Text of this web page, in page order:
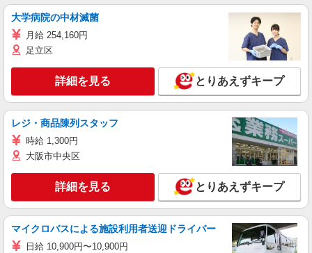
大学病院の中材滅菌
月給 254,160円
足立区
詳細を見る とりあえずキープ
レジ・商品陳列スタッフ
時給 1,300円
大阪市中央区
詳細を見る とりあえずキープ
マイクロバスによる施設利用者送迎ドライバー
日給 10,900円〜10,900円